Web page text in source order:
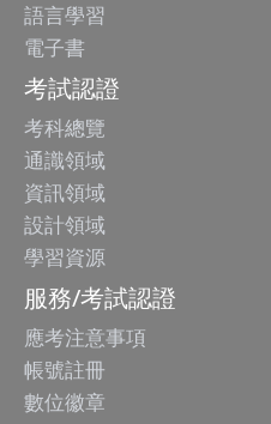
語言學習
電子書
考試認證
考科總覽
通識領域
資訊領域
設計領域
學習資源
服務/考試認證
應考注意事項
帳號註冊
數位徽章